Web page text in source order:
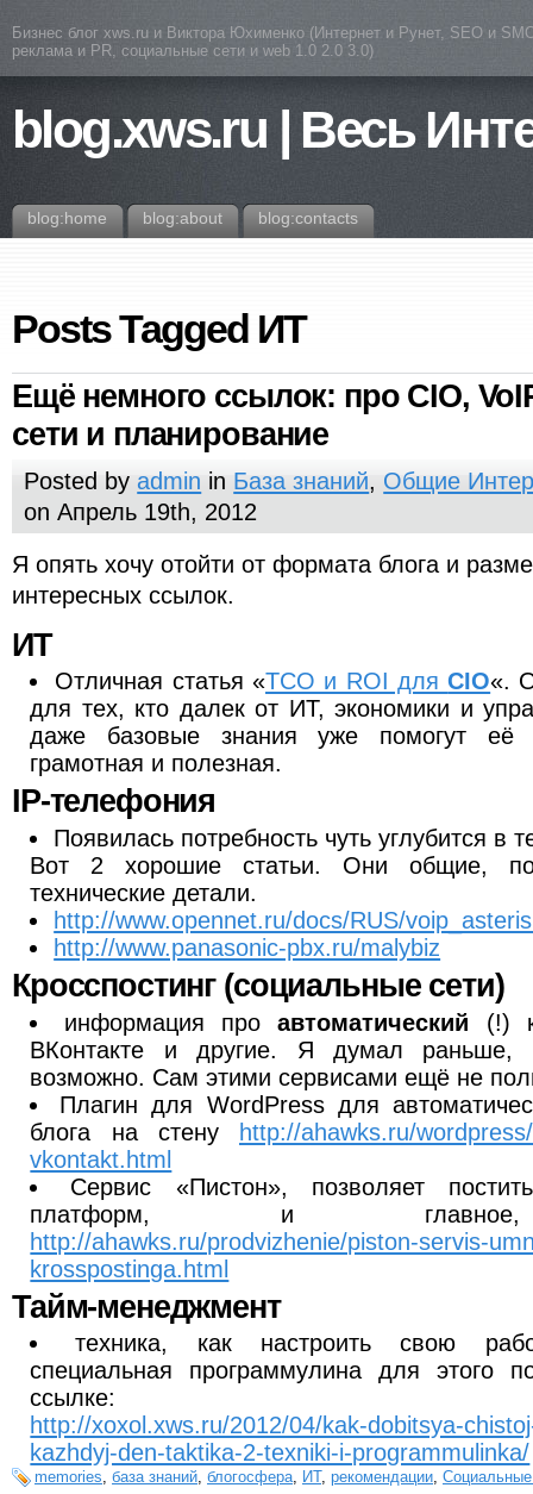
Бизнес блог xws.ru и Виктора Юхименко (Интернет и Рунет, SEO и
реклама и PR, социальные сети и web 1.0 2.0 3.0)
blog.xws.ru | Весь
blog:home blog:about blog:contacts
Posts Tagged ИТ
Ещё немного ссылок: про CIO,
сети и планирование
Posted byadmin in База знаний, Общие
on Апрель 19th, 2012
Я опять хочу отойти от формата блога и
интересных ссылок.
ИТ
Отличная статья «TCO и ROI дляCIO«.
для тех, кто далек от ИТ, экономики и
даже базовые знания уже помогут её
грамотная и полезная.
IP-телефония
Появилась потребность чуть углубится в
Вот 2 хорошие статьи. Они общие,
технические детали.
http://www.opennet.ru/docs/RUS/
http://www.panasonic-pbx.ru/malybiz
Кросспостинг (социальные сети)
информация проавтоматический (!)
ВКонтакте и другие. Я думал
возможно. Сам этими сервисами ещё не
Плагин для WordPress для
блога на стену
http://ahawks.ru/
vkontakt.html
Сервис «Пистон», позволяет
платформ, и главное,
http://ahawks.ru/prodvizhenie/piston-servis-
krosspostinga.html
Тайм-менеджмент
техника, как настроить свою
специальная программулина для этого
ссылке:
http://xoxol.xws.ru/2012/04/kak-dobitsya-
kazhdyj-den-taktika-2-texniki-i-programmulinka/
memories, база знаний, блогосфера, ИТ, рекомендации, Социальные